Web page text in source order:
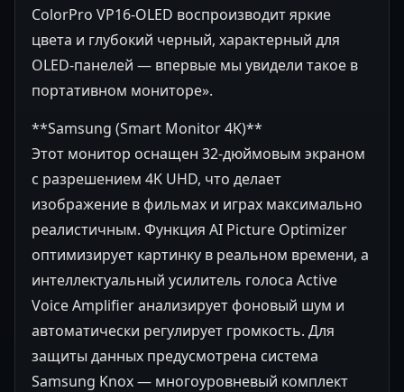
ColorPro VP16-OLED воспроизводит яркие
цвета и глубокий черный, характерный для
OLED-панелей — впервые мы увидели такое в
портативном мониторе».
**Samsung (Smart Monitor 4K)**
Этот монитор оснащен 32-дюймовым экраном
с разрешением 4K UHD, что делает
изображение в фильмах и играх максимально
реалистичным. Функция AI Picture Optimizer
оптимизирует картинку в реальном времени, а
интеллектуальный усилитель голоса Active
Voice Amplifier анализирует фоновый шум и
автоматически регулирует громкость. Для
защиты данных предусмотрена система
Samsung Knox — многоуровневый комплект